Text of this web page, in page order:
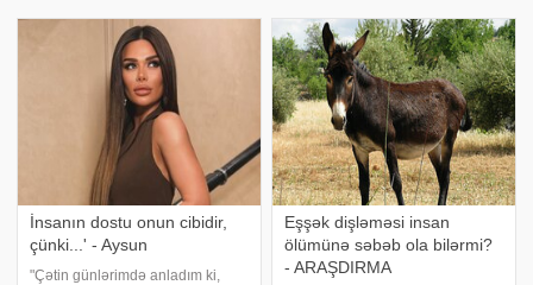
həşəratlar qurbanlarını təsadüfi
seçmirlər və onların seçimində bir
müzakirə mövzusuna çevrilib.
xəbər verir ki, Monica Bellucc
İnsanın dostu onun cibidir,
çünki...' - Aysun
"Çətin günlərimdə anladım ki,
Eşşək dişləməsi insan
ölümünə səbəb ola bilərmi?
- ARAŞDIRMA